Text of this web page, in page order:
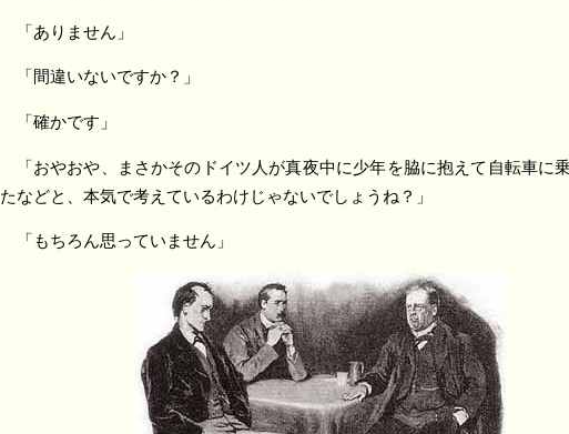
「ありません」
「間違いないですか？」
「確かです」
「おやおや、まさかそのドイツ人が真夜中に少年を脇に抱えて自転車に
たなどと、本気で考えているわけじゃないでしょうね？」
「もちろん思っていません」